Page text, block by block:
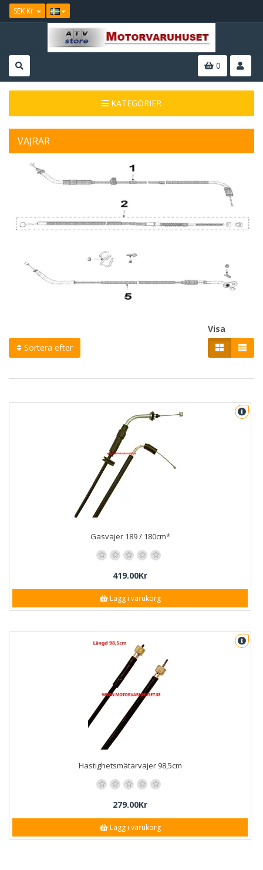
SEK Kr
0
KATEGORIER
VAJRAR
Sortera efter
Visa
Gasvajer 189 / 180cm*
419.00Kr
Lägg i varukorg
Hastighetsmätarvajer 98,5cm
279.00Kr
Lägg i varukorg